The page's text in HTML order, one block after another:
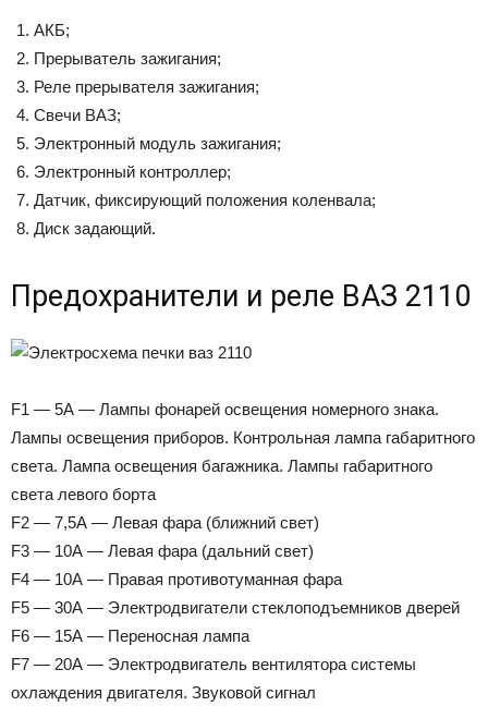
АКБ;
Прерыватель зажигания;
Реле прерывателя зажигания;
Свечи ВАЗ;
Электронный модуль зажигания;
Электронный контроллер;
Датчик, фиксирующий положения коленвала;
Диск задающий.
Предохранители и реле ВАЗ 2110
F1 — 5А — Лампы фонарей освещения номерного знака.
Лампы освещения приборов. Контрольная лампа габаритного
света. Лампа освещения багажника. Лампы габаритного
света левого борта
F2 — 7,5А — Левая фара (ближний свет)
F3 — 10А — Левая фара (дальний свет)
F4 — 10А — Правая противотуманная фара
F5 — 30А — Электродвигатели стеклоподъемников дверей
F6 — 15А — Переносная лампа
F7 — 20А — Электродвигатель вентилятора системы
охлаждения двигателя. Звуковой сигнал